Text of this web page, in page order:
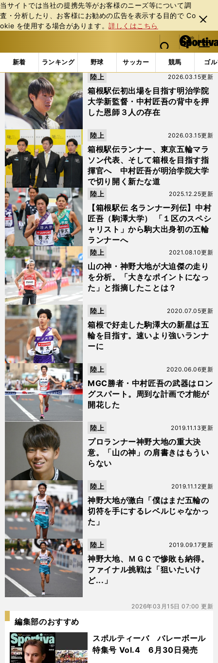
当サイトでは当社の提携先等がお客様のニーズ等について調
査・分析したり、お客様にお勧めの広告を表⽰する⽬的で Co
okie を使⽤する場合があります。詳しくはこちら
閉じ
る
web Sportiva (webスポルティーバ)
検索
マイペ
ー
ジ
メニュ
新着 ランキング 野球 サッカー 競馬 ゴ
b
ス
ポ
ル
テ
ィ
ー
バ
「#中村匠吾」の最新ニュース・ 情報
箱根駅伝初出場を目指す明治学院
大学新監督・中村匠吾の背中を押
した恩師３人の存在
2026.03.15更新
陸上
箱根駅伝ランナー、東京五輪マラ
ソン代表、そして箱根を目指す指
揮官へ 中村匠吾が明治学院大学
で切り開く新たな道
2026.03.15更新
陸上
【箱根駅伝 名ランナー列伝】中村
匠吾（駒澤大学） 「１区のスペシ
ャリスト」から駒大出身初の五輪
ランナーへ
2025.12.25更新
陸上
山の神・神野大地が大迫傑の走り
を分析。「大きなポイントになっ
た」と指摘したことは？
2021.08.10更新
陸上
箱根で好走した駒澤大の新星は五
輪を目指す。速いより強いランナ
ーに
2020.07.05更新
陸上
MGC勝者・中村匠吾の武器はロン
グスパート。周到な計画で才能が
開花した
2020.06.06更新
陸上
プロランナー神野大地の重大決
意。「山の神」の肩書きはもうい
らない
2019.11.13更新
陸上
神野大地が激白「僕はまだ五輪の
切符を手にするレベルじゃなかっ
た」
2019.11.12更新
陸上
神野大地、ＭＧＣで惨敗も納得。
ファイナル挑戦は「狙いたいけ
ど...」
2019.09.17更新
陸上
2026年03月15日 07:00 更新
編集部のおすすめ
スポルティーバ バレーボール
特集号 Vol.4 6月30日発売